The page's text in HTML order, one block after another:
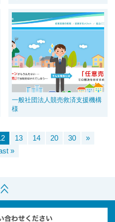
一般社団法人競売救済支援機構
様
13 14 20 30
»
»